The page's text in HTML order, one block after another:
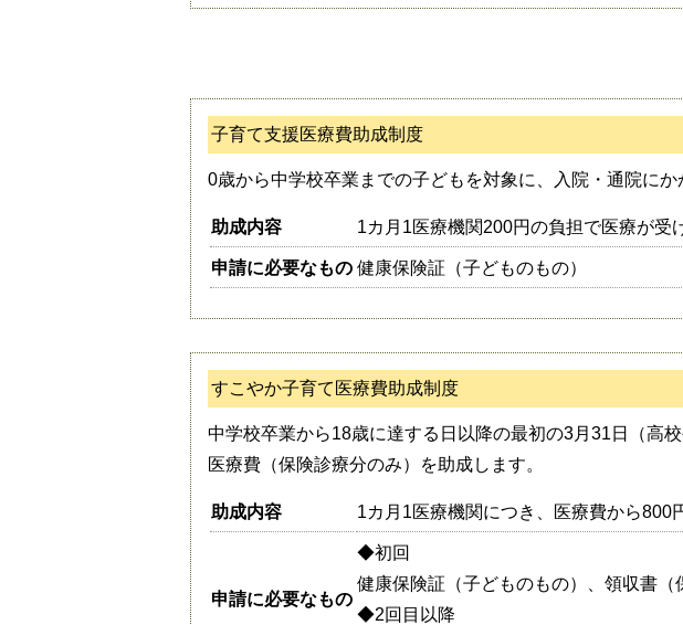
子育て支援医療費助成制度
0歳から中学校卒業までの子どもを対象に、入院・通院に
助成内容 1カ月1医療機関200円の負担で医療が受
申請に必要なもの 健康保険証（子どものもの）
すこやか子育て医療費助成制度
中学校卒業から18歳に達する日以降の最初の3月31日（高
医療費（保険診療分のみ）を助成します。
助成内容 1カ月1医療機関につき、医療費から800
申請に必要なもの
◆初回
健康保険証（子どものもの）、領収書（
◆2回目以降